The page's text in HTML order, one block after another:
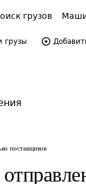
грузов
грузы
поставщиков